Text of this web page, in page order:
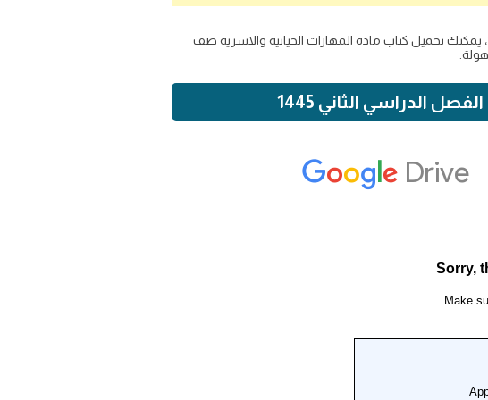
، يمكنك تحميل كتاب مادة المهارات الحياتية والاسرية صف